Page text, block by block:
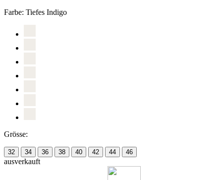
Farbe: Tiefes Indigo
Grösse:
32 34 36 38 40 42 44 46
ausverkauft